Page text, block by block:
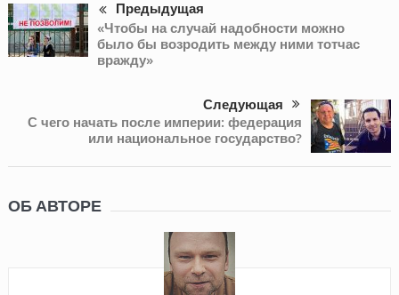
Предыдущая
«Чтобы на случай надобности можно
было бы возродить между ними тотчас
вражду»
Следующая
С чего начать после империи: федерация
или национальное государство?
ОБ АВТОРЕ